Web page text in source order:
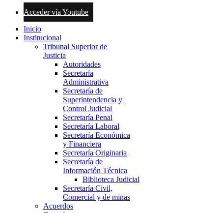
Acceder vía Youtube
Inicio
Institucional
Tribunal Superior de
Justicia
Autoridades
Secretaría
Administrativa
Secretaría de
Superintendencia y
Control Judicial
Secretaría Penal
Secretaría Laboral
Secretaría Económica
y Financiera
Secretaría Originaria
Secretaría de
Información Técnica
Biblioteca Judicial
Secretaría Civil,
Comercial y de minas
Acuerdos